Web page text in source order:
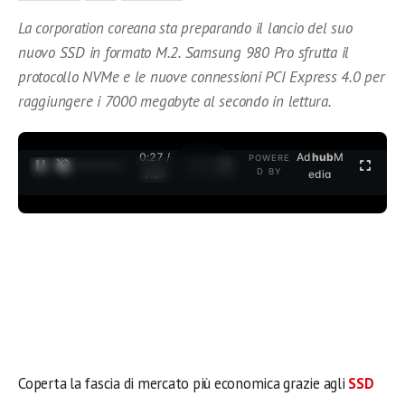
La corporation coreana sta preparando il lancio del suo
nuovo SSD in formato M.2. Samsung 980 Pro sfrutta il
protocollo NVMe e le nuove connessioni PCI Express 4.0 per
raggiungere i 7000 megabyte al secondo in lettura.
0:27 /
3:37
POWERE
D BY
AdhubM
edia
Coperta la fascia di mercato più economica grazie agli SSD